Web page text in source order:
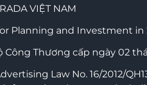
VIỆT NAM
Planning and Investment in
Công Thương cấp ngày 02
Law No. 16/2012/